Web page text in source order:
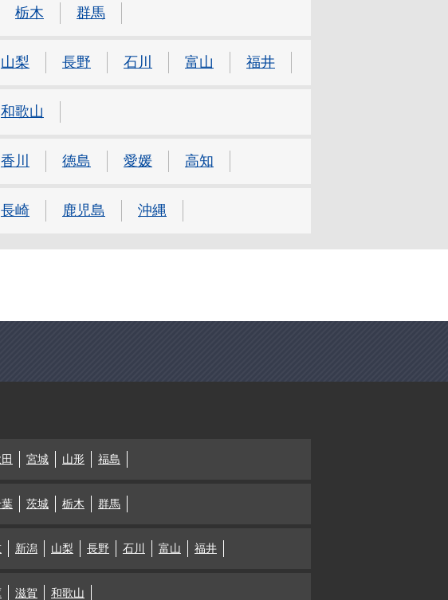
栃木 群馬
山梨 長野 石川 富山 福井
和歌山
香川 徳島 愛媛 高知
長崎 鹿児島 沖縄
宮城 山形 福島
茨城 栃木 群馬
新潟 山梨 長野 石川 富山 福井
滋賀 和歌山